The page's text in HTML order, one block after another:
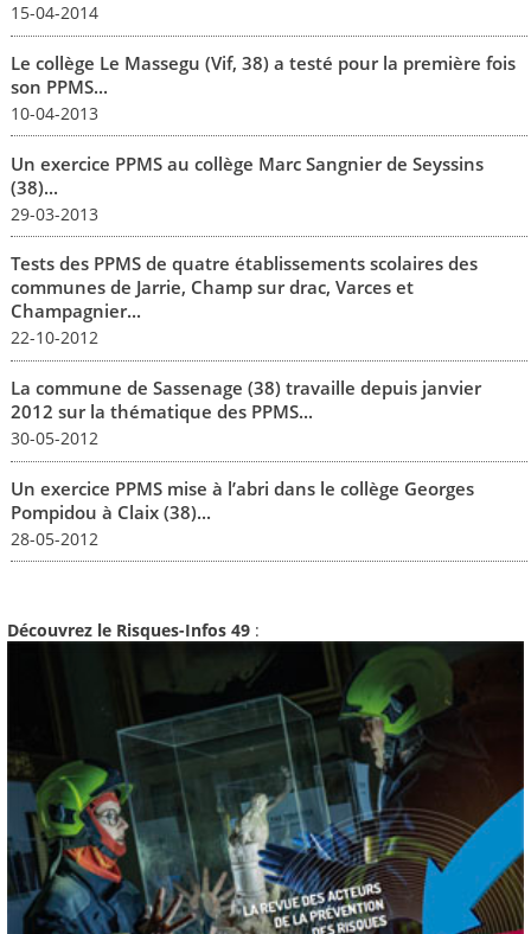
15-04-2014
Le collège Le Massegu (Vif, 38) a testé pour la première fois
son PPMS...
10-04-2013
Un exercice PPMS au collège Marc Sangnier de Seyssins
(38)...
29-03-2013
Tests des PPMS de quatre établissements scolaires des
communes de Jarrie, Champ sur drac, Varces et
Champagnier...
22-10-2012
La commune de Sassenage (38) travaille depuis janvier
2012 sur la thématique des PPMS...
30-05-2012
Un exercice PPMS mise à l’abri dans le collège Georges
Pompidou à Claix (38)...
28-05-2012
Découvrez le Risques-Infos 49 :